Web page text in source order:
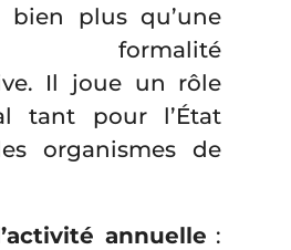
bien plus qu’une
formalité
Il joue un rôle
tant pour l’État
organismes de
annuelle :